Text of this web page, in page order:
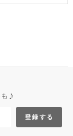
も♪
登録する